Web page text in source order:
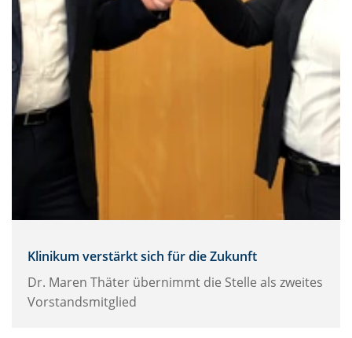
Klinikum verstärkt sich für die Zukunft
Dr. Maren Thäter übernimmt die Stelle als zweites
Vorstandsmitglied